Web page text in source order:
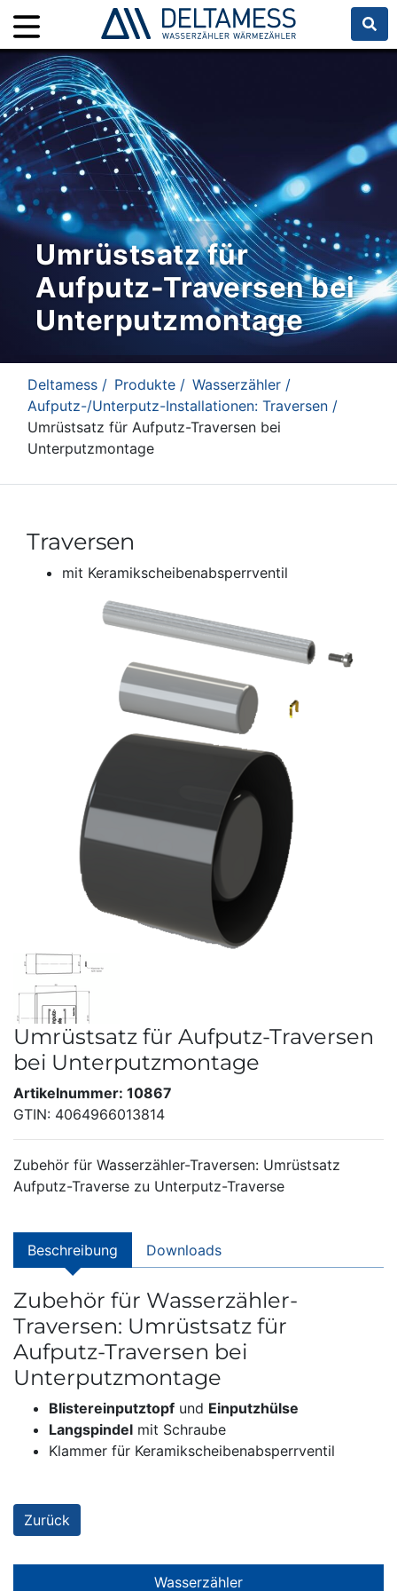
Umrüstsatz für
Aufputz-Traversen bei
Unterputzmontage
Deltamess / Produkte / Wasserzähler /
Aufputz-/Unterputz-Installationen: Traversen /
Umrüstsatz für Aufputz-Traversen bei
Unterputzmontage
Traversen
mit Keramikscheibenabsperrventil
Umrüstsatz für Aufputz-Traversen
bei Unterputzmontage
Artikelnummer: 10867
GTIN: 4064966013814
Zubehör für Wasserzähler-Traversen: Umrüstsatz
Aufputz-Traverse zu Unterputz-Traverse
Beschreibung Downloads
Zubehör für Wasserzähler-
Traversen: Umrüstsatz für
Aufputz-Traversen bei
Unterputzmontage
Blistereinputztopf und Einputzhülse
Langspindel mit Schraube
Klammer für Keramikscheibenabsperrventil
Zurück
Wasserzähler